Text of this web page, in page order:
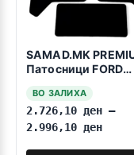
SAMAD.MK
Патосници FORD
ВО ЗАЛИХА
2.726,10 ден –
2.996,10 ден